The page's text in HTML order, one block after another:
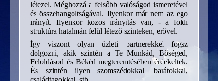
létezel. Méghozzá a felsőbb valóságod ismeretével
és összehangoltságával. Ilyenkor már nem az ego
irányít. Ilyenkor közös irányítás van, - a földi
struktúra hatalmán felül létező szinteken, erővel.
Így viszont olyan üzleti partnerekkel fogsz
dolgozni, akik szintén a Te Munkád, Bőséged,
Feloldásod és Békéd megteremtésében érdekeltek.
És szintén ilyen szomszédokkal, barátokkal,
családtagokkal, stb.